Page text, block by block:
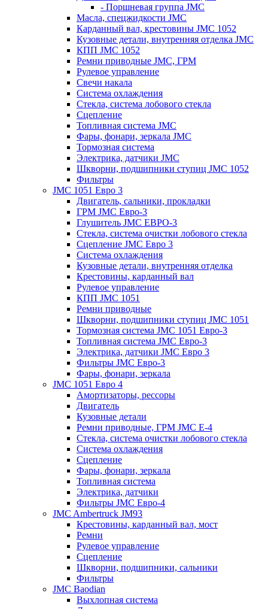
- Поршневая группа JMC
Масла, спецжидкости JMC
Карданный вал, крестовины JMC 1052
Кузовные детали, внутренняя отделка JMC
КПП JMC 1052
Ремни приводные JMC, ГРМ
Рулевое управление
Свечи накала
Система охлаждения
Стекла, система лобового стекла
Сцепление
Топливная система JMC
Фары, фонари, зеркала JMC
Тормозная система
Электрика, датчики JMC
Шкворни, подшипники ступиц JMC 1052
Фильтры
JMC 1051 Евро 3
Двигатель, сальники, прокладки
ГРМ JMC Евро-3
Глушитель JMC ЕВРО-3
Стекла, система очистки лобового стекла
Сцепление JMC Евро 3
Система охлаждения
Кузовные детали, внутренняя отделка
Крестовины, карданный вал
Рулевое управление
КПП JMC 1051
Ремни приводные
Шкворни, подшипники ступиц JMC 1051
Тормозная система JMC 1051 Евро-3
Топливная система JMC Евро-3
Электрика, датчики JMC Евро 3
Фильтры JMC Евро-3
Фары, фонари, зеркала
JMC 1051 Евро 4
Амортизаторы, рессоры
Двигатель
Кузовные детали
Ремни приводные, ГРМ JMC E-4
Стекла, система очистки лобового стекла
Система охлаждения
Сцепление
Фары, фонари, зеркала
Топливная cистема
Электрика, датчики
Фильтры JMC Евро-4
JMC Ambertruck JM93
Крестовины, карданный вал, мост
Ремни
Рулевое управление
Сцепление
Шкворни, подшипники, сальники
Фильтры
JMC Baodian
Выхлопная система